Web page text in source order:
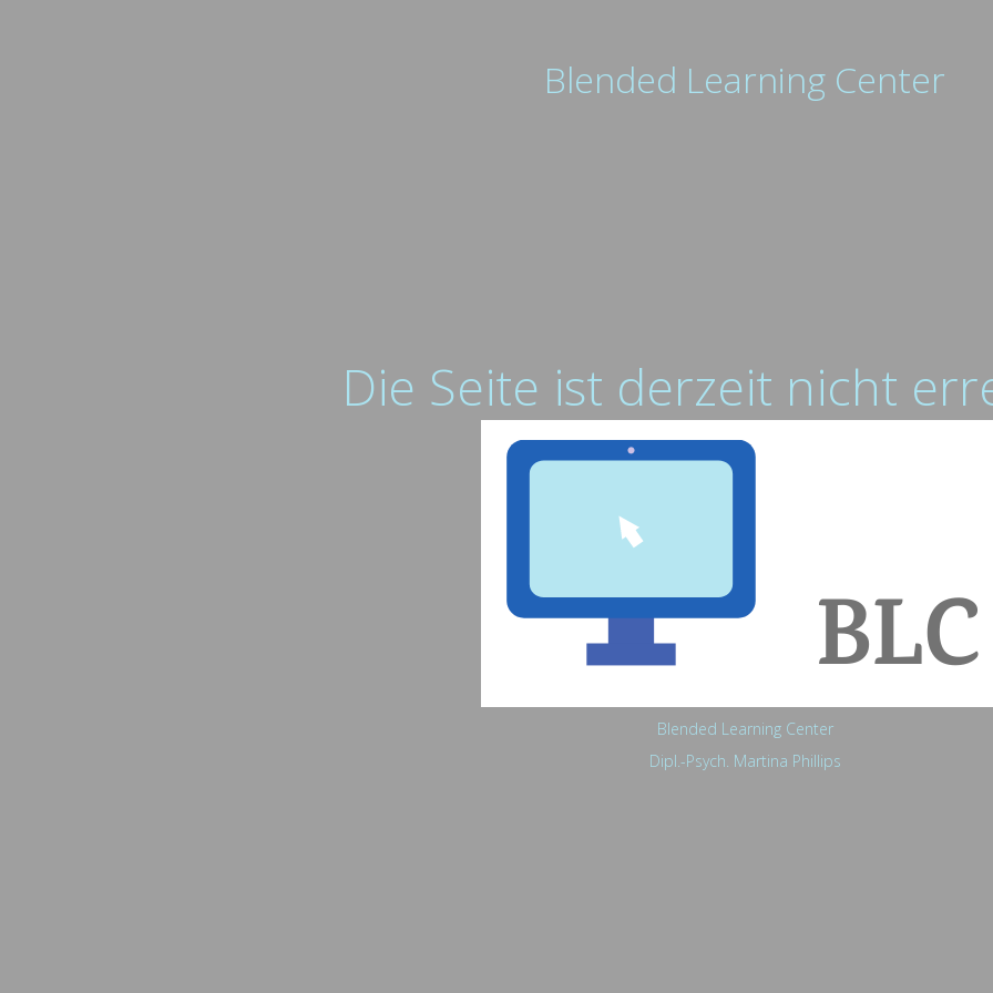
Blended Learning Center
Die Seite ist derzeit nicht
Blended Learning Center
Dipl.-Psych. Martina Phillips